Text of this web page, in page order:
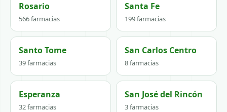
Rosario
566 farmacias
Santa Fe
199 farmacias
Santo Tome
39 farmacias
San Carlos Centro
8 farmacias
Esperanza
32 farmacias
San José del Rincón
3 farmacias